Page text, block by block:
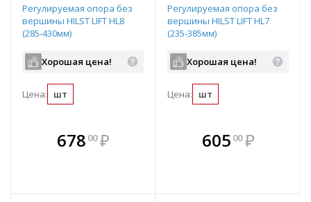
Регулируемая опора без
вершины HILST LIFT HL8
(285-430мм)
Хорошая цена!
Цена: шт
678 00 ₽
В комплекте
всегда выгоднее!
Регулируемая опора без
вершины HILST LIFT HL7
(235-385мм)
Хорошая цена!
Цена: шт
В комплекте
всегда выгоднее!
605 00 ₽